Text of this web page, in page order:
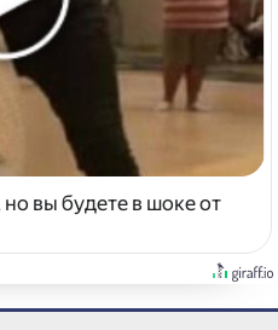
вы будете в шоке от